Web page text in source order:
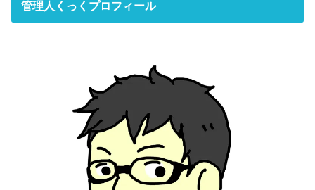
管理人くっくプロフィール